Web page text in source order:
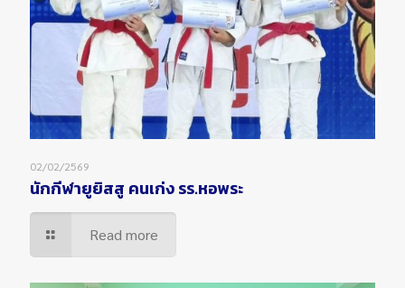
02/02/2569
นักกีฬายูยิสสู คนเก่ง รร.หอพระ
Read more